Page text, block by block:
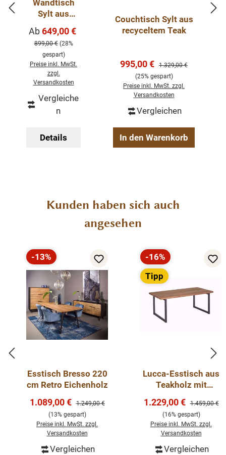
recyceltem Teakholz hergestellt, das mit einem hellen
White-Wash veredelt wurde.
Jeder Tisch ist ein Unikat, an dem Sie lange Freude
haben werden.
Abmessungen B/T/H: ca.: 135/87/38 cm
Eisengestell
Wandtisch
Sylt aus
massivem
Teak
Verkaufspreis:
Ab649,00 €
899,00 € (28%
gespart)
Preise inkl. MwSt.
zzgl.
Versandkosten
Vergleiche
n
Details
Couchtisch Sylt aus
recyceltem Teak
Verkaufspreis:
995,00 € Regulärer Preis:
1.329,00 €
(25% gespart)
Preise inkl. MwSt. zzgl.
Versandkosten
Vergleichen
In den Warenkorb
Produktgalerie überspringen
Kunden haben sich auch
angesehen
Rabatt
-13%
Esstisch Bresso 220
cm Retro Eichenholz
Verkaufspreis:
1.089,00 € Regulärer Preis:
1.249,00 €
(13% gespart)
Preise inkl. MwSt. zzgl.
Versandkosten
Vergleichen
Rabatt
-16%
Tipp
Lucca-Esstisch aus
Teakholz mit
260 cm
Verkaufspreis:
1.229,00 € Regulärer
1.459,00 €
(16% gespart)
Preise inkl. MwSt. zzgl.
Versandkosten
Vergleichen